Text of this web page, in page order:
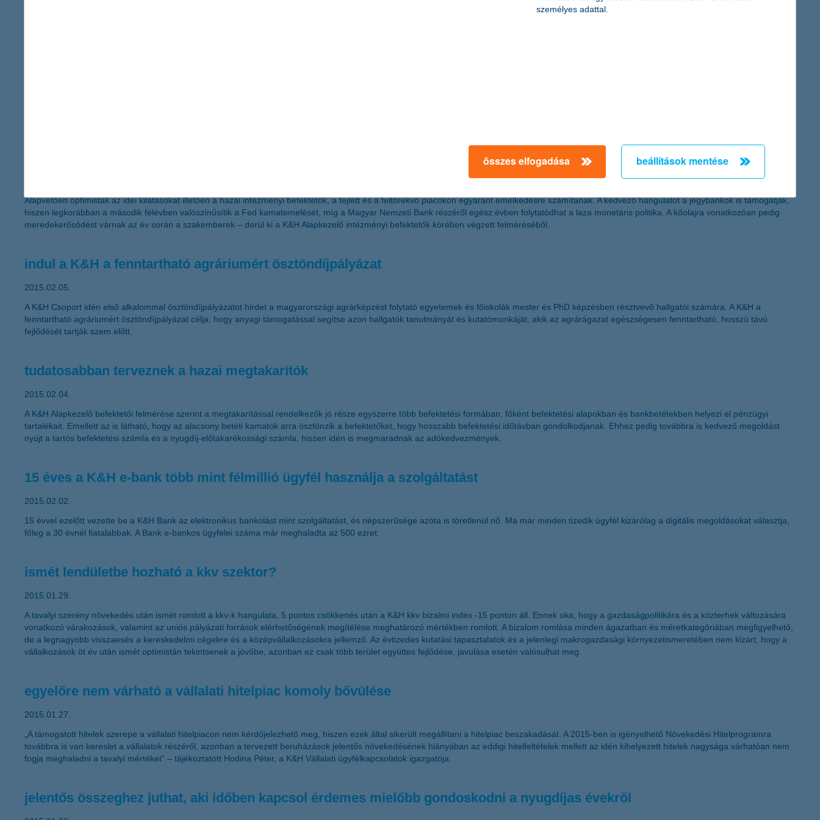
Alapvetően optimisták az idei kilátásokat illetően a hazai intézményi befektetők, a fejlett és a feltörekvő piacokon egyaránt emelkedésre számítanak. A kedvező hangulatot a jegybankok is támogatják,
hiszen legkorábban a második félévben valószínűsítik a Fed kamatemelését, míg a Magyar Nemzeti Bank részéről egész évben folytatódhat a laza monetáris politika. A kőolajra vonatkozóan pedig
meredekerősödést várnak az év során a szakemberek – derül ki a K&H Alapkezelő intézményi befektetők körében végzett felméréséből.
indul a K&H a fenntartható agráriumért ösztöndíjpályázat
2015.02.05.
A K&H Csoport idén első alkalommal ösztöndíjpályázatot hirdet a magyarországi agrárképzést folytató egyetemek és főiskolák mester és PhD képzésben résztvevő hallgatói számára. A K&H a
fenntartható agráriumért ösztöndíjpályázat célja, hogy anyagi támogatással segítse azon hallgatók tanulmányát és kutatómunkáját, akik az agrárágazat egészségesen fenntartható, hosszú távú
fejlődését tartják szem előtt.
tudatosabban terveznek a hazai megtakarítók
2015.02.04.
A K&H Alapkezelő befektetői felmérése szerint a megtakarítással rendelkezők jó része egyszerre több befektetési formában, főként befektetési alapokban és bankbetétekben helyezi el pénzügyi
tartalékait. Emellett az is látható, hogy az alacsony betéti kamatok arra ösztönzik a befektetőket, hogy hosszabb befektetési időtávban gondolkodjanak. Ehhez pedig továbbra is kedvező megoldást
nyújt a tartós befektetési számla és a nyugdíj-előtakarékossági számla, hiszen idén is megmaradnak az adókedvezmények.
15 éves a K&H e-bank több mint félmillió ügyfél használja a szolgáltatást
2015.02.02.
15 évvel ezelőtt vezette be a K&H Bank az elektronikus bankolást mint szolgáltatást, és népszerűsége azóta is töretlenül nő. Ma már minden tizedik ügyfél kizárólag a digitális megoldásokat választja,
főleg a 30 évnél fiatalabbak. A Bank e-bankos ügyfelei száma már meghaladta az 500 ezret.
ismét lendületbe hozható a kkv szektor?
2015.01.29.
A tavalyi szerény növekedés után ismét romlott a kkv-k hangulata, 5 pontos csökkenés után a K&H kkv bizalmi index -15 ponton áll. Ennek oka, hogy a gazdaságpolitikára és a közterhek változására
vonatkozó várakozások, valamint az uniós pályázati források elérhetőségének megítélése meghatározó mértékben romlott. A bizalom romlása minden ágazatban és méretkategóriában megfigyelhető,
de a legnagyobb visszaesés a kereskedelmi cégekre és a középvállalkozásokra jellemző. Az évtizedes kutatási tapasztalatok és a jelenlegi makrogazdasági környezetismeretében nem kizárt, hogy a
vállalkozások öt év után ismét optimistán tekintsenek a jövőbe, azonban ez csak több terület együttes fejlődése, javulása esetén valósulhat meg.
egyelőre nem várható a vállalati hitelpiac komoly bővülése
2015.01.27.
„A támogatott hitelek szerepe a vállalati hitelpiacon nem kérdőjelezhető meg, hiszen ezek által sikerült megállítani a hitelpiac beszakadását. A 2015-ben is igényelhető Növekedési Hitelprogramra
továbbra is van kereslet a vállalatok részéről, azonban a tervezett beruházások jelentős növekedésének hiányában az eddigi hitelfeltételek mellett az idén kihelyezett hitelek nagysága várhatóan nem
fogja meghaladni a tavalyi mértéket” – tájékoztatott Hodina Péter, a K&H Vállalati ügyfélkapcsolatok igazgatója.
jelentős összeghez juthat, aki időben kapcsol érdemes mielőbb gondoskodni a nyugdíjas évekről
személyes adattal.
összes elfogadása beállítások mentése